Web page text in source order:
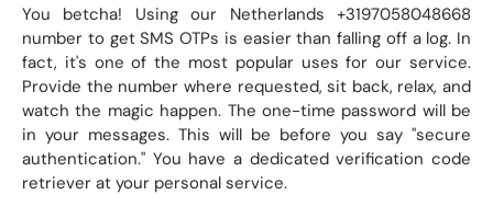
You betcha! Using our Netherlands +3197058048668
number to get SMS OTPs is easier than falling off a log. In
fact, it's one of the most popular uses for our service.
Provide the number where requested, sit back, relax, and
watch the magic happen. The one-time password will be
in your messages. This will be before you say "secure
authentication." You have a dedicated verification code
retriever at your personal service.